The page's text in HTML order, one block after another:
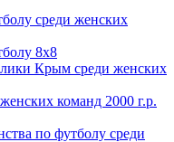
среди женских
8х8
Крым среди женских
команд 2000 г.р.
по футболу среди